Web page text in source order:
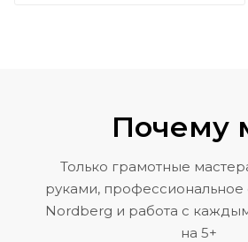
Почему
Только грамотные
руками,
Nordberg и работа с
на 5+